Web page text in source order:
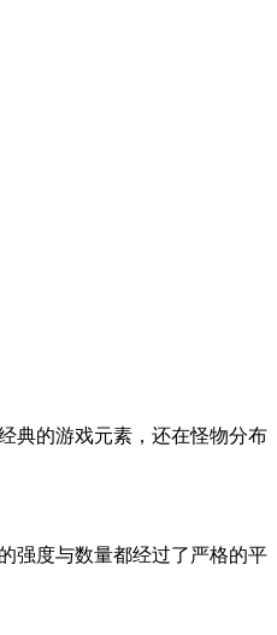
典的游戏元素，还在怪物分布
强度与数量都经过了严格的平